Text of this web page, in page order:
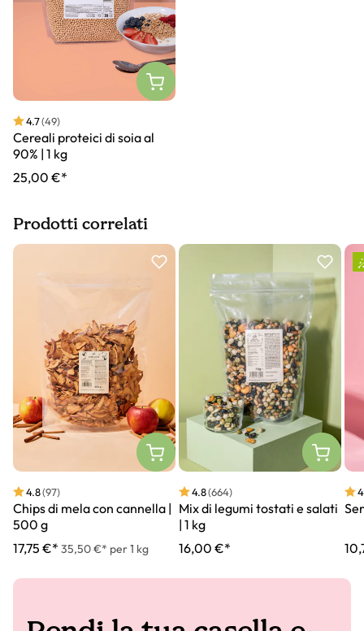
4.7(49)
Cereali proteici di soia al
90% | 1 kg
25,00 €*
Prodotti correlati
Slider prodotto
4.8(97)
Chips di mela con cannella |
500 g
17,75 €* 35,50 €* per 1 kg
4.8(664)
Mix di legumi tostati e salati
| 1 kg
16,00 €*